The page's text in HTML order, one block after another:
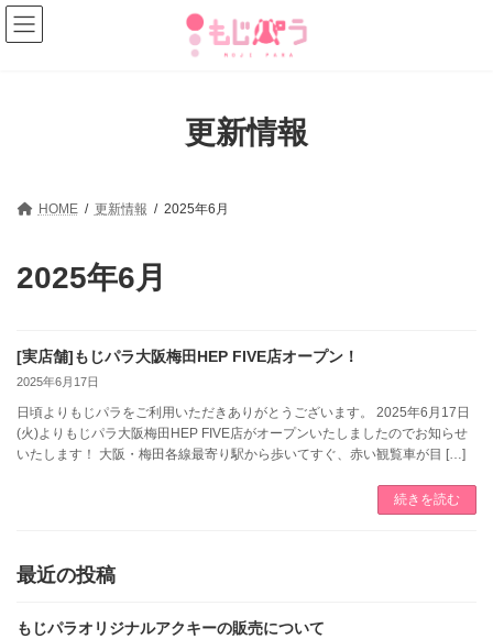
コ
ン
テ
ナ
ビ
ゲ
更新情報
HOME 更新情報 2025年6月
2025年6月
[実店舗]もじパラ大阪梅田HEP FIVE店オープン！
2025年6月17日
日頃よりもじパラをご利用いただきありがとうございます。 2025年6月17日
(火)よりもじパラ大阪梅田HEP FIVE店がオープンいたしましたのでお知らせ
いたします！ 大阪・梅田各線最寄り駅から歩いてすぐ、赤い観覧車が目 […]
続きを読む
最近の投稿
もじパラオリジナルアクキーの販売について